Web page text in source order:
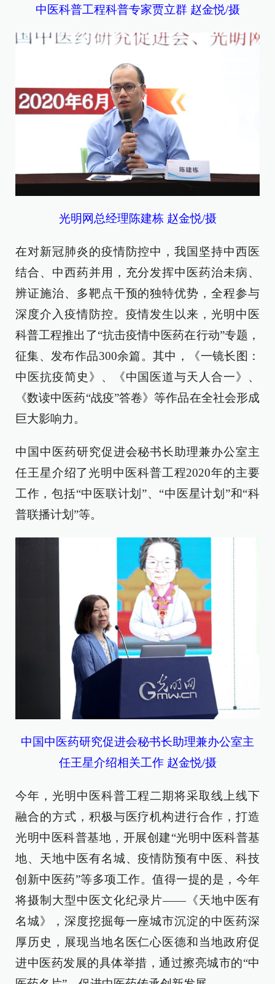
中医科普工程科普专家贾立群 赵金悦/摄
光明网总经理陈建栋 赵金悦/摄
在对新冠肺炎的疫情防控中，我国坚持中西医
结合、中西药并用，充分发挥中医药治未病、
辨证施治、多靶点干预的独特优势，全程参与
深度介入疫情防控。疫情发生以来，光明中医
科普工程推出了“抗击疫情中医药在行动”专题，
征集、发布作品300余篇。其中，《一镜长图：
中医抗疫简史》、《中国医道与天人合一》、
《数读中医药“战疫”答卷》等作品在全社会形成
巨大影响力。
中国中医药研究促进会秘书长助理兼办公室主
任王星介绍了光明中医科普工程2020年的主要
工作，包括“中医联计划”、“中医星计划”和“科
普联播计划”等。
中国中医药研究促进会秘书长助理兼办公室主
任王星介绍相关工作 赵金悦/摄
今年，光明中医科普工程二期将采取线上线下
融合的方式，积极与医疗机构进行合作，打造
光明中医科普基地，开展创建“光明中医科普基
地、天地中医有名城、疫情防预有中医、科技
创新中医药”等多项工作。值得一提的是，今年
将摄制大型中医文化纪录片——《天地中医有
名城》，深度挖掘每一座城市沉淀的中医药深
厚历史，展现当地名医仁心医德和当地政府促
进中医药发展的具体举措，通过擦亮城市的“中